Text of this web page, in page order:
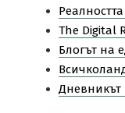
The Digital
Блогът на
Дневникът